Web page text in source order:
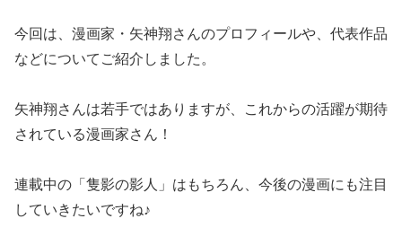
今回は、漫画家・矢神翔さんのプロフィールや、代表作品
などについてご紹介しました。
矢神翔さんは若手ではありますが、これからの活躍が期待
されている漫画家さん！
連載中の「隻影の影人」はもちろん、今後の漫画にも注目
していきたいですね♪